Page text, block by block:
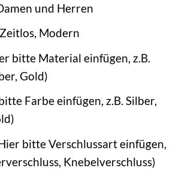
und Herren
Modern
bitte Material einfügen, z.B.
Gold)
Farbe einfügen, z.B. Silber,
bitte Verschlussart einfügen,
Knebelverschluss)